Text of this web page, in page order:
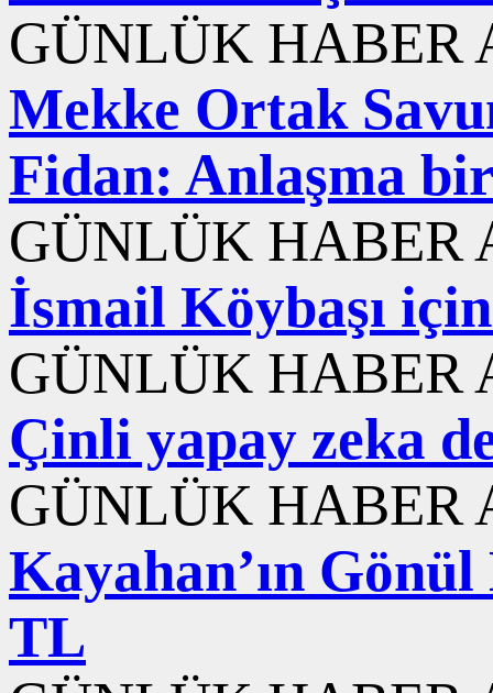
GÜNLÜK HABER
Mekke Ortak
Fidan: Anlaşma
GÜNLÜK HABER
İsmail Köybaşı
GÜNLÜK HABER
Çinli yapay zeka
GÜNLÜK HABER
Kayahan’ın
TL